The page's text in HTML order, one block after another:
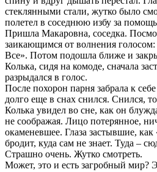
стеклянными стали, жутко было
полетел в соседнюю избу за
Пришла Макаровна, соседка.
заикающимся от волнения
Все». Потом подошла ближе и
Колька, сидя на комоде, сначала
разрыдался в голос.
После похорон парня забрала к
долго еще в снах снился. Снился,
Колька увидел во сне, как он
не соображая. Лицо потерянное,
окаменевшее. Глаза застывшие,
бродит, куда сам не знает. Туда –
Страшно очень. Жутко смотреть.
Может, это и есть загробный мир?